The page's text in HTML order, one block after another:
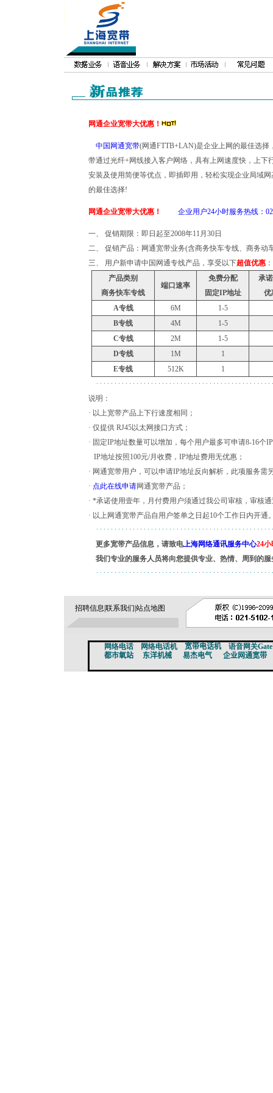
网通企业宽带大优惠！
中国网通宽带(网通FTTB+LAN)是企业上网的最佳选择
带通过光纤+网线接入客户网络，具有上网速度快，上下
安装及使用简便等优点，即插即用，轻松实现企业局域
的最佳选择!
网通企业宽带大优惠！ 企业用户24小时服务热线：
一、 促销期限：即日起至2008年11月30日
二、 促销产品：网通宽带业务(含商务快车专线、商务动
三、 用户新申请中国网通专线产品，享受以下超值优惠 ：
产品类别
商务快车专线
端口速率
免费分配
固定IP地址
承
优
A专线
6M
1-5
B专线
4M
1-5
C专线
2M
1-5
D专线
1M
1
E专线
512K 1
说明：
· 以上宽带产品上下行速度相同；
· 仅提供 RJ45以太网接口方式；
· 固定IP地址数量可以增加，每个用户最多可申请8-16个
IP地址按照100元/月收费，IP地址费用无优惠；
· 网通宽带用户，可以申请IP地址反向解析，此项服务需
· 点此在线申请网通宽带产品；
· *承诺使用壹年，月付费用户须通过我公司审核，审核
· 以上网通宽带产品自用户签单之日起10个工作日内开通
更多宽带产品信息，请致电上海网络通讯服务中心24小
我们专业的服务人员将向您提供专业、热情、周到的服
招聘信息 联系我们 站点地图
网络电话 网络电话机 宽带电话机
语音网关
都市氧站
东洋机械 易杰电气 企业网通宽带
宽带,网通宽带,上海网通宽带